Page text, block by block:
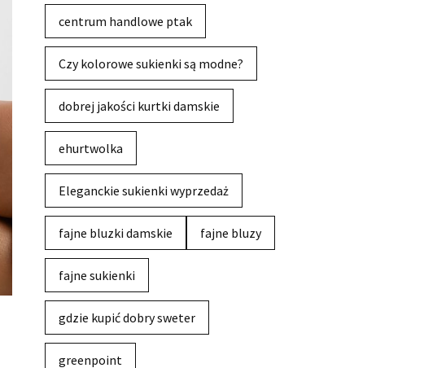
centrum handlowe ptak
Czy kolorowe sukienki są modne?
dobrej jakości kurtki damskie
ehurtwolka
Eleganckie sukienki wyprzedaż
fajne bluzki damskie fajne bluzy
fajne sukienki
gdzie kupić dobry sweter
greenpoint